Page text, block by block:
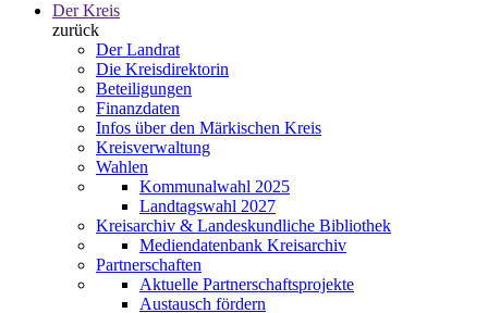
Der Kreis
zurück
Der Landrat
Die Kreisdirektorin
Beteiligungen
Finanzdaten
Infos über den Märkischen Kreis
Kreisverwaltung
Wahlen
Kommunalwahl 2025
Landtagswahl 2027
Kreisarchiv & Landeskundliche Bibliothek
Mediendatenbank Kreisarchiv
Partnerschaften
Aktuelle Partnerschaftsprojekte
Austausch fördern